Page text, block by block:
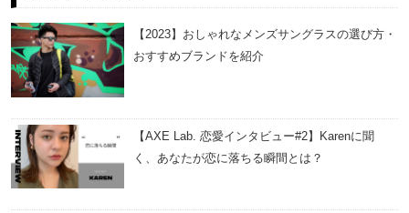
【2023】おしゃれなメンズサングラスの選び方・
おすすめブランドを紹介
【AXE Lab. 恋愛インタビュー#2】Karenに聞
く、あなたが恋に落ちる瞬間とは？